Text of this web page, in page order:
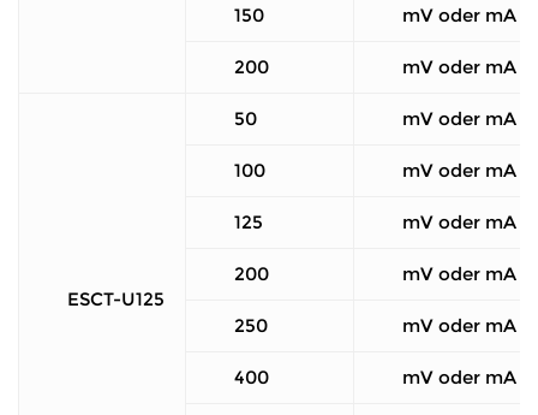
150 mV oder mA
200 mV oder mA
ESCT-U125
50 mV oder mA
100 mV oder mA
125 mV oder mA
200 mV oder mA
250 mV oder mA
400 mV oder mA